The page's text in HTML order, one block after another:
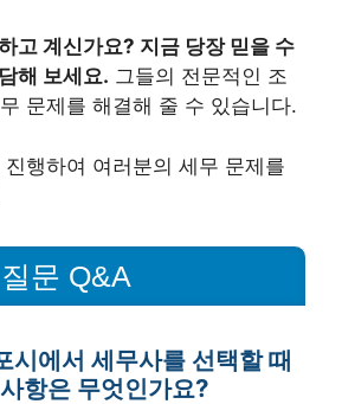
고 계신가요? 지금 당장 믿을 수
해 보세요. 그들의 전문적인 조
문제를 해결해 줄 수 있습니다.
행하여 여러분의 세무 문제를
문 Q&A
시에서 세무사를 선택할 때
항은 무엇인가요?